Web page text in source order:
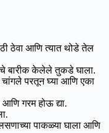
ठेवा आणि त्यात थोडे तेल
बारीक केलेले तुकडे घाला.
परतून घ्या आणि एका
गरम होऊ द्या.
पाकळ्या घाला आणि